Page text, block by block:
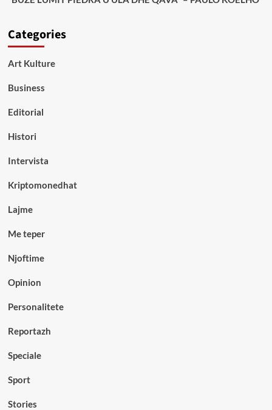
Categories
Art Kulture
Business
Editorial
Histori
Intervista
Kriptomonedhat
Lajme
Me teper
Njoftime
Opinion
Personalitete
Reportazh
Speciale
Sport
Stories